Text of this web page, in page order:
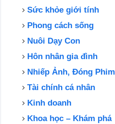
Sức khỏe giới tính
Phong cách sống
Nuôi Dạy Con
Hôn nhân gia đình
Nhiếp Ảnh, Đóng Phim
Tài chính cá nhân
Kinh doanh
Khoa học – Khám phá